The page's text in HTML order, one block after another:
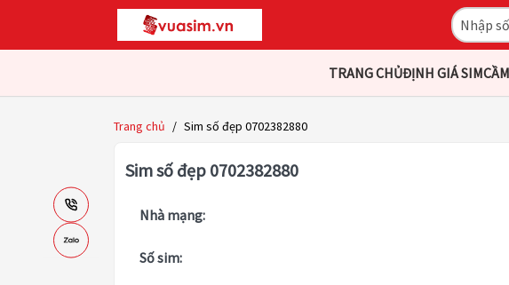
TRANG CHỦĐỊNH GIÁ SIM
Trang chủ / Sim số đẹp 0702382880
Sim số đẹp 0702382880
Nhà mạng:
Số sim: